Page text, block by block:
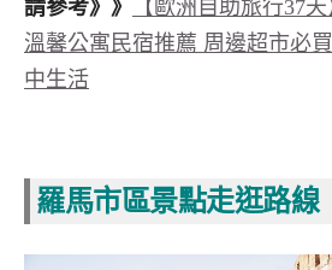
請參考》》
【歐洲自助旅行37
溫馨公寓民宿推薦 周邊超市必
中生活
羅馬市區景點走逛路線